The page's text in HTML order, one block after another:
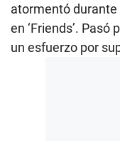
atormentó
en ‘Friends’.
un esfuerzo por